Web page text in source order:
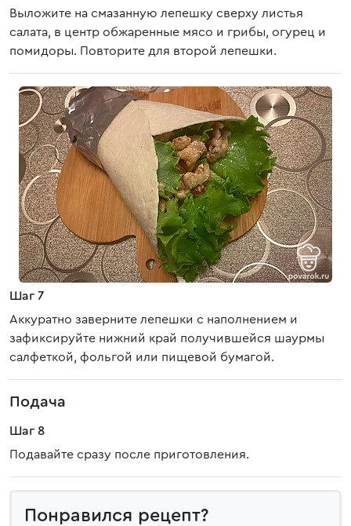
Выложите на смазанную лепешку сверху листья
салата, в центр обжаренные мясо и грибы, огурец и
помидоры. Повторите для второй лепешки.
Шаг 7
Аккуратно заверните лепешки с наполнением и
зафиксируйте нижний край получившейся шаурмы
салфеткой, фольгой или пищевой бумагой.
Подача
Шаг 8
Подавайте сразу после приготовления.
Понравился рецепт?